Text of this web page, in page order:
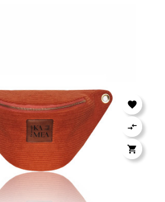


